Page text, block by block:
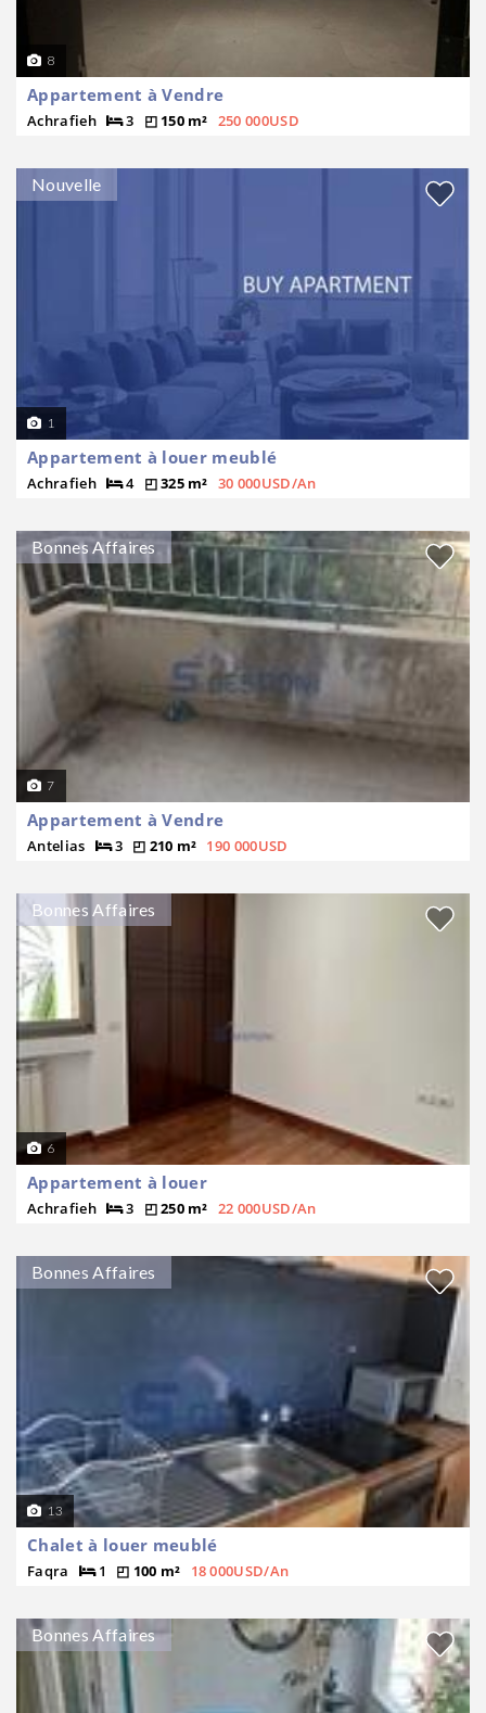
8
Appartement à Vendre
Achrafieh 3 150 m² 250 000USD
Nouvelle
1
Appartement à louer meublé
Achrafieh 4 325 m² 30 000USD/An
Bonnes Affaires
7
Appartement à Vendre
Antelias 3 210 m² 190 000USD
Bonnes Affaires
6
Appartement à louer
Achrafieh 3 250 m² 22 000USD/An
Bonnes Affaires
13
Chalet à louer meublé
Faqra 1 100 m² 18 000USD/An
Bonnes Affaires